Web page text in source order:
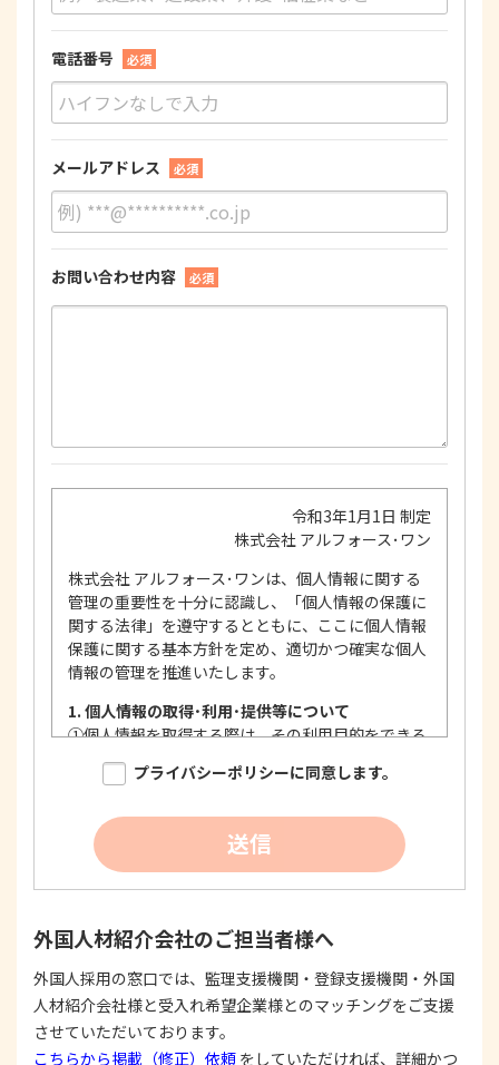
電話番号 必須
メールアドレス 必須
お問い合わせ内容 必須
令和3年1月1日 制定
株式会社 アルフォース･ワン
株式会社 アルフォース･ワンは、個人情報に関する
管理の重要性を十分に認識し、「個人情報の保護に
関する法律」を遵守するとともに、ここに個人情報
保護に関する基本方針を定め、適切かつ確実な個人
情報の管理を推進いたします。
1. 個人情報の取得･利用･提供等について
①個人情報を取得する際は、その利用目的をできる
限り明確に特定し、その目的達成に必要な限度に
おいて適法かつ公正な手段を用い、同意を得て取
個人情報を利用する際は、本人に明示、通知、ま
たは公表した利用目的の範囲内に限定し、それに
反する目的外利用を行なわないための措置を講じ
する際は、本人が同意を与えた利用目的の範囲内
で、適法にこれを行います。
2. 安全対策の実施について
個人情報の正確性およびその利用の安全性を確保す
るため、情報セキュリティ対策を始めとする安全措
プライバシーポリシーに同意します。
送信
外国人材紹介会社のご担当者様へ
外国人採用の窓口では、監理支援機関・登録支援機関・外国
人材紹介会社様と受入れ希望企業様とのマッチングをご支援
させていただいております。
こちらから掲載（修正）依頼 をしていただければ、詳細かつ